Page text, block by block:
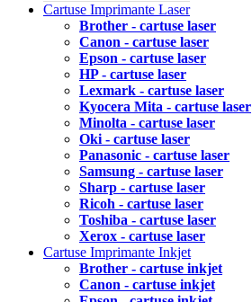
Cartuse Imprimante Laser
Brother - cartuse laser
Canon - cartuse laser
Epson - cartuse laser
HP - cartuse laser
Lexmark - cartuse laser
Kyocera Mita - cartuse laser
Minolta - cartuse laser
Oki - cartuse laser
Panasonic - cartuse laser
Samsung - cartuse laser
Sharp - cartuse laser
Ricoh - cartuse laser
Toshiba - cartuse laser
Xerox - cartuse laser
Cartuse Imprimante Inkjet
Brother - cartuse inkjet
Canon - cartuse inkjet